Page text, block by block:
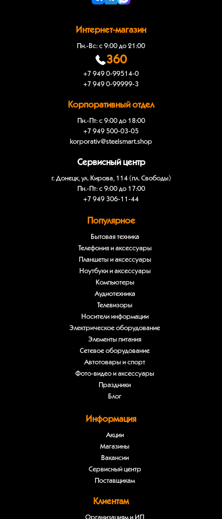
Интернет-магазин
Пн.-Вс: с 9:00 до 21:00
360
+7 949 0-99514-0
+7 949 0-99999-3
Корпоративный отдел
Пн.-Пт: с 9:00 до 18:00
+7 949 500-03-05
korporativ@steelsmart.shop
Сервисный центр
г. Донецк, ул. Кирова, 114 (пл. Свободы)
Пн.-Пт: с 9:00 до 17:00
+7 949 306-11-44
Популярное
Бытовая техника
Телефония и аксессуары
Планшеты и аксессуары
Ноутбуки и аксессуары
Компьютеры
Аудиотехника
Телевизоры
Носители информации
Электрическое оборудование
Элементы питания
Сетевое оборудование
Автотовары и спорт
Фото-видео и аксессуары
Праздники
Блог
Информация
Акции
Магазины
Вакансии
Сервисный центр
Поставщикам
Клиентам